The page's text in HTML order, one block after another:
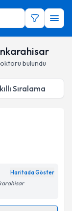
bulundu
Sıralama
Haritada Göster